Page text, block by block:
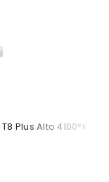
Plus Alto 4100°K